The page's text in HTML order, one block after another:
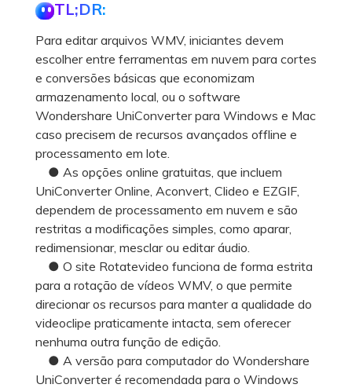
TL;DR:
Para editar arquivos WMV, iniciantes devem
escolher entre ferramentas em nuvem para cortes
e conversões básicas que economizam
armazenamento local, ou o software
Wondershare UniConverter para Windows e Mac
caso precisem de recursos avançados offline e
processamento em lote.
● As opções online gratuitas, que incluem
UniConverter Online, Aconvert, Clideo e EZGIF,
dependem de processamento em nuvem e são
restritas a modificações simples, como aparar,
redimensionar, mesclar ou editar áudio.
● O site Rotatevideo funciona de forma estrita
para a rotação de vídeos WMV, o que permite
direcionar os recursos para manter a qualidade do
videoclipe praticamente intacta, sem oferecer
nenhuma outra função de edição.
● A versão para computador do Wondershare
UniConverter é recomendada para o Windows